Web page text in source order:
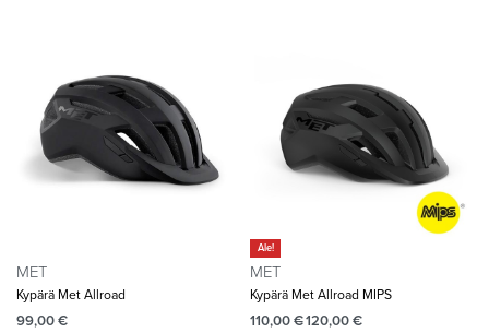
MET
Kypärä Met Allroad
99,00€
Ale!
MET
Kypärä Met Allroad MIPS
110,00€120,00€